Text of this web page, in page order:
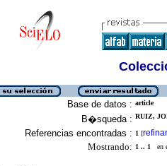
Base de datos : article
B�squeda : RUIZ,
Referencias encontradas : 1 [refinar
Mostrando: 1 .. 1 en